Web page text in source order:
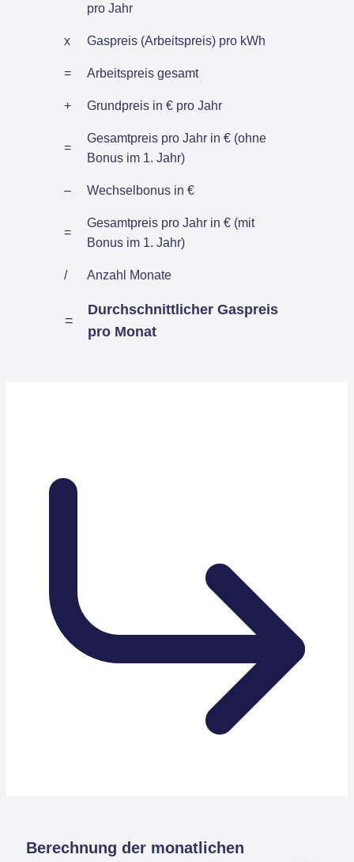
pro Jahr
x Gaspreis (Arbeitspreis) pro kWh
= Arbeitspreis gesamt
+ Grundpreis in € pro Jahr
=
Gesamtpreis pro Jahr in € (ohne
Bonus im 1. Jahr)
– Wechselbonus in €
=
Gesamtpreis pro Jahr in € (mit
Bonus im 1. Jahr)
/ Anzahl Monate
=
Durchschnittlicher Gaspreis
pro Monat
Berechnung der monatlichen